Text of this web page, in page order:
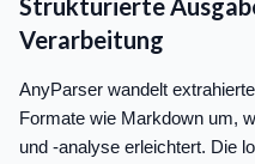
Strukturierte
Verarbeitung
AnyParser wandelt
Formate wie Markdown um,
und -analyse erleichtert. Die